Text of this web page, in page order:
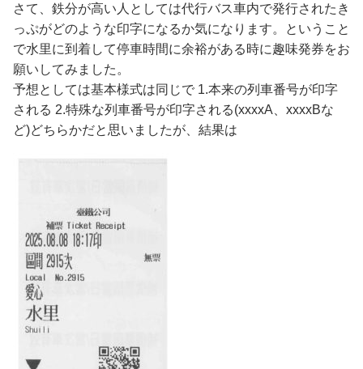
さて、鉄分が高い人としては代行バス車内で発行されたき
っぷがどのような印字になるか気になります。ということ
で水里に到着して停車時間に余裕がある時に趣味発券をお
願いしてみました。
予想としては基本様式は同じで 1.本来の列車番号が印字
される 2.特殊な列車番号が印字される(xxxxA、xxxxBな
ど)どちらかだと思いましたが、結果は